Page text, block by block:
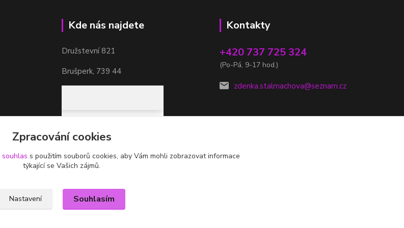
Kde nás najdete
Družstevní 821
Brušperk, 739 44
Kontakty
+420 737 725 324
(Po-Pá, 9-17 hod.)
zdenka.stalmachova@seznam.cz
Zpracování cookies
souhlas s použitím souborů cookies, aby Vám mohli zobrazovat informace
týkající se Vašich zájmů.
Nastavení Souhlasím